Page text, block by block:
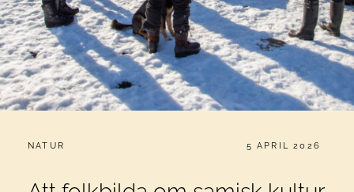
CATEGORIES:
NATUR PUBLICERAT
5 APRIL 2026